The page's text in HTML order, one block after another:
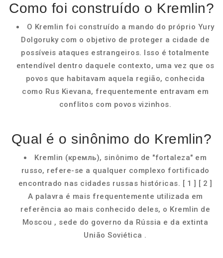
Como foi construído o Kremlin?
O Kremlin foi construído a mando do próprio Yury
Dolgoruky com o objetivo de proteger a cidade de
possíveis ataques estrangeiros. Isso é totalmente
entendível dentro daquele contexto, uma vez que os
povos que habitavam aquela região, conhecida
como Rus Kievana, frequentemente entravam em
conflitos com povos vizinhos.
Qual é o sinônimo do Kremlin?
Kremlin (кремль), sinônimo de "fortaleza" em
russo, refere-se a qualquer complexo fortificado
encontrado nas cidades russas históricas. [ 1 ] [ 2 ]
A palavra é mais frequentemente utilizada em
referência ao mais conhecido deles, o Kremlin de
Moscou , sede do governo da Rússia e da extinta
União Soviética .